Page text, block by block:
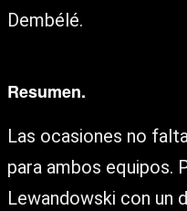
Dembélé.
Resumen.
Las ocasiones no
para ambos equipos.
Lewandowski con un